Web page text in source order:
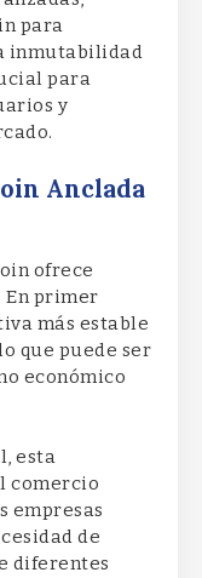
para
inmutabilidad
para
y
Anclada
ofrece
En primer
más estable
que puede ser
económico
esta
comercio
empresas
de
diferentes